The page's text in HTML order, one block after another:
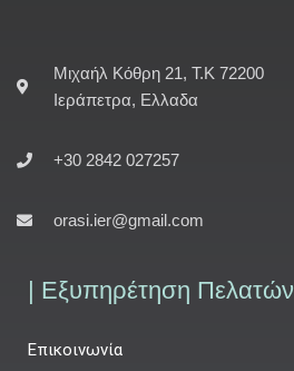
Μιχαήλ Κόθρη 21, Τ.Κ 72200
Ιεράπετρα, Ελλαδα
+30 2842 027257
orasi.ier@gmail.com
| Εξυπηρέτηση Πελατών
Επικοινωνία